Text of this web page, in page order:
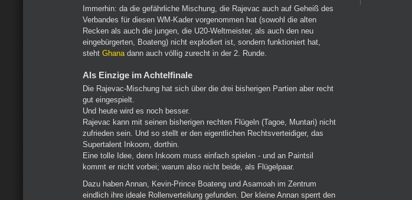
Immerhin: da die gefährliche Mischung, die Rajevac auch auf Geheiß des
Verbandes für diesen WM-Kader vorgenommen hat (sowohl die alten
Recken als auch die jungen, die U20-Weltmeister, als auch den neu
eingebürgerten, Boateng) nicht explodiert ist, sondern funktioniert hat,
steht Ghanadann auch völlig zurecht in der 2. Runde.
Als Einzige im Achtelfinale
Die Rajevac-Mischung hat sich über die drei bisherigen Partien aber recht
gut eingespielt.
Und heute wird es noch besser.
Rajevac kann mit seinen bisherigen rechten Flügeln (Tagoe, Muntari) nicht
zufrieden sein. Und so stellt er den eigentlichen Rechtsverteidiger, das
Supertalent Inkoom, dorthin.
Eine tolle Idee, denn Inkoom muss einfach spielen - und an Paintsil
kommt er nicht vorbei; warum also nicht beide, als Flügelpaar.
Dazu haben Annan, Kevin-Prince Boateng und Asamoah im Zentrum
eindlich ihre ideale Rollenverteilung gefunden. Der kleine Annan sperrt den